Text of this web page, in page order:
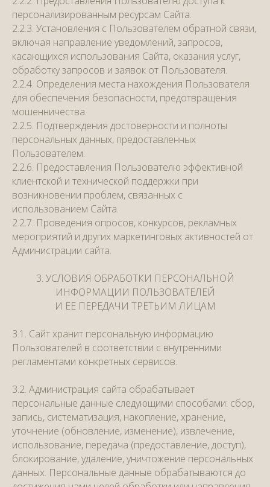
персонализированным ресурсам Сайта.
2.2.3. Установления с Пользователем обратной связи,
включая направление уведомлений, запросов,
касающихся использования Сайта, оказания услуг,
обработку запросов и заявок от Пользователя.
2.2.4. Определения места нахождения Пользователя
для обеспечения безопасности, предотвращения
мошенничества.
2.2.5. Подтверждения достоверности и полноты
персональных данных, предоставленных
Пользователем.
2.2.6. Предоставления Пользователю эффективной
клиентской и технической поддержки при
возникновении проблем, связанных с
использованием Сайта.
2.2.7. Проведения опросов, конкурсов, рекламных
мероприятий и других маркетинговых активностей от
Администрации сайта.
3. УСЛОВИЯ ОБРАБОТКИ ПЕРСОНАЛЬНОЙ
ИНФОРМАЦИИ ПОЛЬЗОВАТЕЛЕЙ
И ЕЕ ПЕРЕДАЧИ ТРЕТЬИМ ЛИЦАМ
3.1. Сайт хранит персональную информацию
Пользователей в соответствии с внутренними
регламентами конкретных сервисов.
3.2. Администрация сайта обрабатывает
персональные данные следующими способами: сбор,
запись, систематизация, накопление, хранение,
уточнение (обновление, изменение), извлечение,
использование, передача (предоставление, доступ),
блокирование, удаление, уничтожение персональных
данных. Персональные данные обрабатываются до